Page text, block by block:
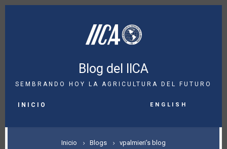
Pasar
Blog del IICA
SEMBRANDO HOY LA AGRICULTURA DEL FUTURO
NAVIGATION
INICIO English
SOBRESCRIBIR
Inicio Blogs vpalmieri's blog